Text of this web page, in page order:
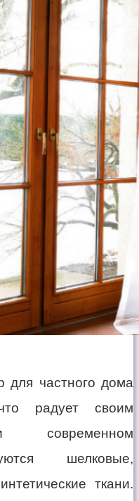
для частного дома
радует своим
современном
шелковые,
ткани.